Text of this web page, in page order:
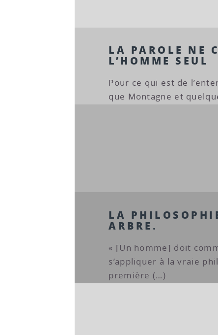
LA PAROLE NE
L’HOMME SEUL
Pour ce qui est de
que Montagne et
LA
ARBRE.
« [Un homme] doit
s’appliquer à la vraie
première (…)